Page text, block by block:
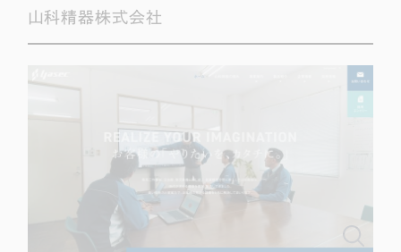
山科精器株式会社